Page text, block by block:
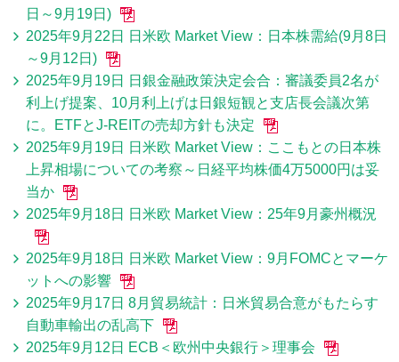
日～9月19日)
2025年9月22日 日米欧 Market View：日本株需給(9月8日
～9月12日)
2025年9月19日 日銀金融政策決定会合：審議委員2名が
利上げ提案、10月利上げは日銀短観と支店長会議次第
に。ETFとJ-REITの売却方針も決定
2025年9月19日 日米欧 Market View：ここもとの日本株
上昇相場についての考察～日経平均株価4万5000円は妥
当か
2025年9月18日 日米欧 Market View：25年9月豪州概況
2025年9月18日 日米欧 Market View：9月FOMCとマーケ
ットへの影響
2025年9月17日 8月貿易統計：日米貿易合意がもたらす
自動車輸出の乱高下
2025年9月12日 ECB＜欧州中央銀行＞理事会